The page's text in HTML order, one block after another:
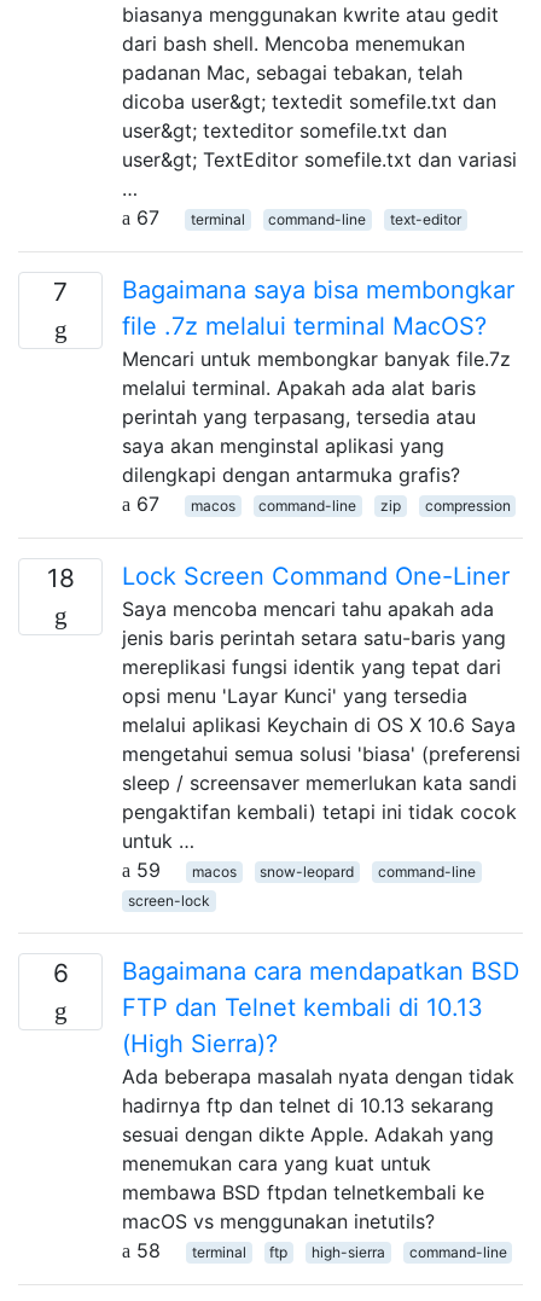
biasanya menggunakan kwrite atau gedit
dari bash shell. Mencoba menemukan
padanan Mac, sebagai tebakan, telah
dicoba user&gt; textedit somefile.txt dan
user&gt; texteditor somefile.txt dan
user&gt; TextEditor somefile.txt dan variasi
…
67
terminal command-line text-editor
7
Bagaimana saya bisa membongkar
file .7z melalui terminal MacOS?
Mencari untuk membongkar banyak file.7z
melalui terminal. Apakah ada alat baris
perintah yang terpasang, tersedia atau
saya akan menginstal aplikasi yang
dilengkapi dengan antarmuka grafis?
67
macos command-line zip compression
18 Lock Screen Command One-Liner
Saya mencoba mencari tahu apakah ada
jenis baris perintah setara satu-baris yang
mereplikasi fungsi identik yang tepat dari
opsi menu 'Layar Kunci' yang tersedia
melalui aplikasi Keychain di OS X 10.6 Saya
mengetahui semua solusi 'biasa' (preferensi
sleep / screensaver memerlukan kata sandi
pengaktifan kembali) tetapi ini tidak cocok
untuk …
59
macos snow-leopard
command-line
screen-lock
6
Bagaimana cara mendapatkan BSD
FTP dan Telnet kembali di 10.13
(High Sierra)?
Ada beberapa masalah nyata dengan tidak
hadirnya ftp dan telnet di 10.13 sekarang
sesuai dengan dikte Apple. Adakah yang
menemukan cara yang kuat untuk
membawa BSD ftpdan telnetkembali ke
macOS vs menggunakan inetutils?
58
terminal ftp high-sierra command-line